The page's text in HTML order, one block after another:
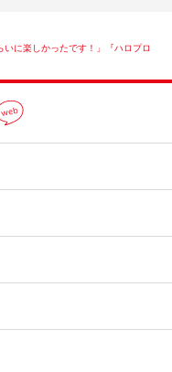
に楽しかったです！」『ハロプロ